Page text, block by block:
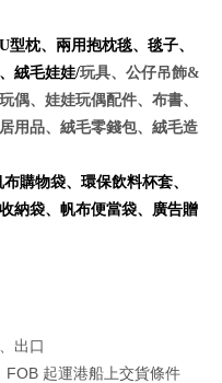
型枕、兩用抱枕毯、毯子、
絨毛娃娃/玩具、公仔吊飾&
偶、娃娃玩偶配件、布書、
用品、絨毛零錢包、絨毛造
購物袋、環保飲料杯套、
納袋、帆布便當袋、廣告贈
出口
FOB 起運港船上交貨條件